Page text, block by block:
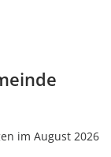
im August 2026